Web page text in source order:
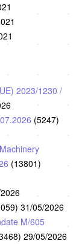
2023/1230 /
(5247)
(13801)
31/05/2026
M/605
29/05/2026